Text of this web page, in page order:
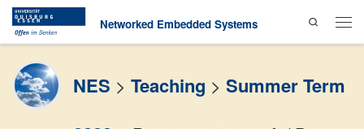
Skip to contentNetworked Embedded Systems
Search
Menu
NES > Teaching > Summer Term